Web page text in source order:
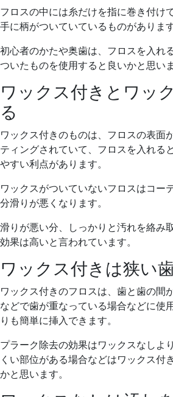
フロスの中には糸だけを指に巻き付け
手に柄がついていているものがあります
初心者のかたや奥歯は、フロスを入れ
ついたものを使用すると良いかと思いま
ワックス付きとワッ
る
ワックス付きのものは、フロスの表面
ティングされていて、フロスを入れる
やすい利点があります。
ワックスがついていないフロスはコー
分滑りが悪くなります。
滑りが悪い分、しっかりと汚れを絡み
効果は高いと言われています。
ワックス付きは狭い
ワックス付きのフロスは、歯と歯の間
などで歯が重なっている場合などに使
りも簡単に挿入できます。
プラーク除去の効果はワックスなしよ
くい部位がある場合などはワックス付
かと思います。